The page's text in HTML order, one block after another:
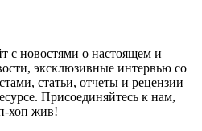
с новостями о настоящем и
эксклюзивные интервью со
статьи, отчеты и рецензии –
Присоединяйтесь к нам,
хоп жив!